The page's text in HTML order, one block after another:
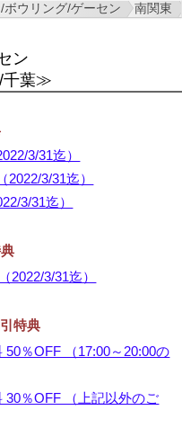
▼
ボウリング/ゲーセン 南関東
ン
千葉≫
3/31迄）
3/31迄）
3/31迄）
2022/3/31迄）
特典
％OFF （17:00～20:00の
30％OFF （上記以外のご